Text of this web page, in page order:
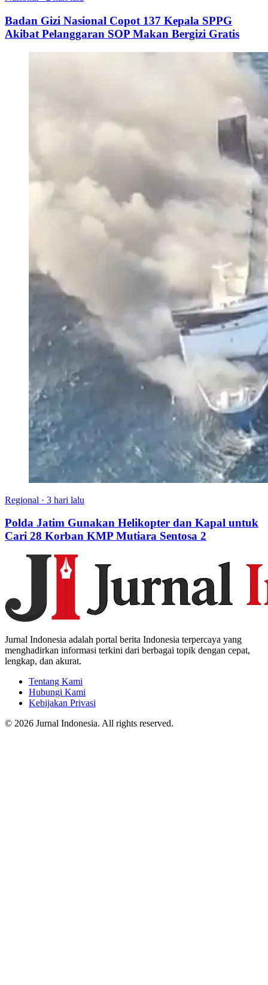
Badan Gizi Nasional Copot 137 Kepala SPPG
Akibat Pelanggaran SOP Makan Bergizi Gratis
Regional · 3 hari lalu
Polda Jatim Gunakan Helikopter dan Kapal untuk
Cari 28 Korban KMP Mutiara Sentosa 2
Jurnal Indonesia adalah portal berita Indonesia terpercaya yang
menghadirkan informasi terkini dari berbagai topik dengan cepat,
lengkap, dan akurat.
Tentang Kami
Hubungi Kami
Kebijakan Privasi
© 2026 Jurnal Indonesia. All rights reserved.